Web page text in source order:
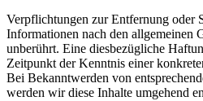
Verpflichtungen zur Entfernung oder
Informationen nach den allgemeinen
unberührt. Eine diesbezügliche
Zeitpunkt der Kenntnis einer
Bei Bekanntwerden von
werden wir diese Inhalte umgehend